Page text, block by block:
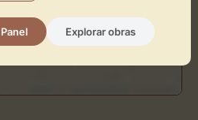
Explorar obras